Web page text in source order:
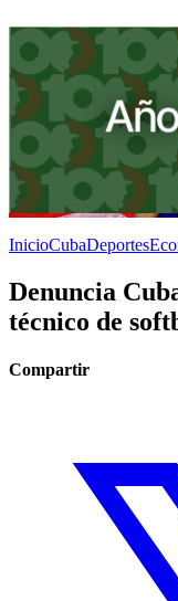
InicioCubaDeportes
Denuncia
técnico de
Compartir